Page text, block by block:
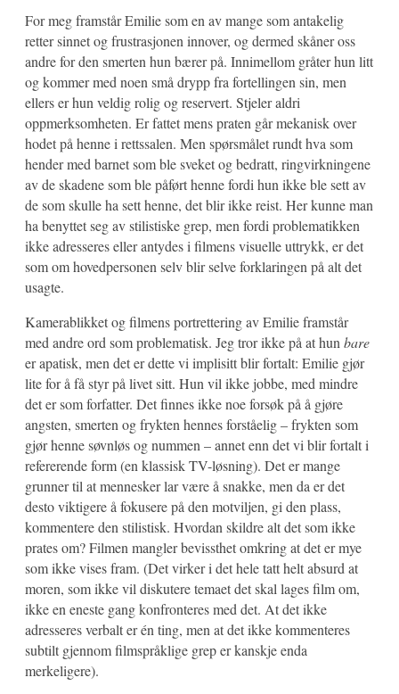
For meg framstår Emilie som en av mange som antakelig
retter sinnet og frustrasjonen innover, og dermed skåner oss
andre for den smerten hun bærer på. Innimellom gråter hun litt
og kommer med noen små drypp fra fortellingen sin, men
ellers er hun veldig rolig og reservert. Stjeler aldri
oppmerksomheten. Er fattet mens praten går mekanisk over
hodet på henne i rettssalen. Men spørsmålet rundt hva som
hender med barnet som ble sveket og bedratt, ringvirkningene
av de skadene som ble påført henne fordi hun ikke ble sett av
de som skulle ha sett henne, det blir ikke reist. Her kunne man
ha benyttet seg av stilistiske grep, men fordi problematikken
ikke adresseres eller antydes i filmens visuelle uttrykk, er det
som om hovedpersonen selv blir selve forklaringen på alt det
usagte.
Kamerablikket og filmens portrettering av Emilie framstår
med andre ord som problematisk. Jeg tror ikke på at hun bare
er apatisk, men det er dette vi implisitt blir fortalt: Emilie gjør
lite for å få styr på livet sitt. Hun vil ikke jobbe, med mindre
det er som forfatter. Det finnes ikke noe forsøk på å gjøre
angsten, smerten og frykten hennes forståelig – frykten som
gjør henne søvnløs og nummen – annet enn det vi blir fortalt i
refererende form (en klassisk TV-løsning). Det er mange
grunner til at mennesker lar være å snakke, men da er det
desto viktigere å fokusere på den motviljen, gi den plass,
kommentere den stilistisk. Hvordan skildre alt det som ikke
prates om? Filmen mangler bevissthet omkring at det er mye
som ikke vises fram. (Det virker i det hele tatt helt absurd at
moren, som ikke vil diskutere temaet det skal lages film om,
ikke en eneste gang konfronteres med det. At det ikke
adresseres verbalt er én ting, men at det ikke kommenteres
subtilt gjennom filmspråklige grep er kanskje enda
merkeligere).